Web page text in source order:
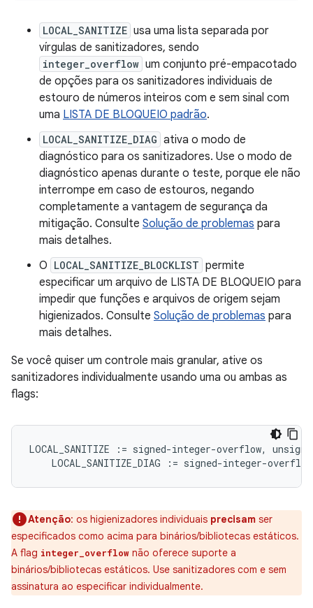
LOCAL_SANITIZE usa uma lista separada por
vírgulas de sanitizadores, sendo
integer_overflow um conjunto pré-empacotado
de opções para os sanitizadores individuais de
estouro de números inteiros com e sem sinal com
uma LISTA DE BLOQUEIO padrão.
LOCAL_SANITIZE_DIAG ativa o modo de
diagnóstico para os sanitizadores. Use o modo de
diagnóstico apenas durante o teste, porque ele não
interrompe em caso de estouros, negando
completamente a vantagem de segurança da
mitigação. Consulte Solução de problemas para
mais detalhes.
O LOCAL_SANITIZE_BLOCKLIST permite
especificar um arquivo de LISTA DE BLOQUEIO para
impedir que funções e arquivos de origem sejam
higienizados. Consulte Solução de problemas para
mais detalhes.
Se você quiser um controle mais granular, ative os
sanitizadores individualmente usando uma ou ambas as
flags:
LOCAL_SANITIZE := signed-integer-overflow,
LOCAL_SANITIZE_DIAG
:= signed-integer-overflow
Atenção: os higienizadores individuais precisam ser
especificados como acima para binários/bibliotecas estáticos.
A flag integer_overflow não oferece suporte a
binários/bibliotecas estáticos. Use sanitizadores com e sem
assinatura ao especificar individualmente.